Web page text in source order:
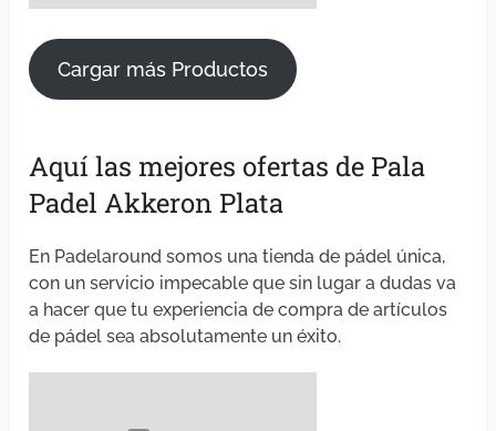
Cargar más Productos
Aquí las mejores ofertas de Pala
Padel Akkeron Plata
En Padelaround somos una tienda de pádel única,
con un servicio impecable que sin lugar a dudas va
a hacer que tu experiencia de compra de artículos
de pádel sea absolutamente un éxito.